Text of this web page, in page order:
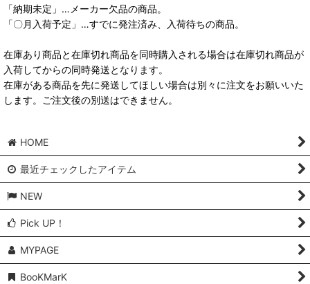
「納期未定」…メーカー欠品の商品。
「〇月入荷予定」…すでに発注済み、入荷待ちの商品。
在庫あり商品と在庫切れ商品を同時購入される場合は在庫切れ商品が
入荷してからの同時発送となります。
在庫がある商品を先に発送してほしい場合は別々に注文をお願いいた
します。ご注文後の別送はできません。
HOME
最近チェックしたアイテム
NEW
Pick UP！
MYPAGE
BooKMarK